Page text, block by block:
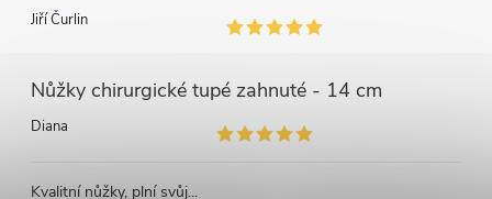
Jiří Čurlin
Nůžky chirurgické tupé zahnuté - 14 cm
Diana
Kvalitní nůžky, plní svůj...